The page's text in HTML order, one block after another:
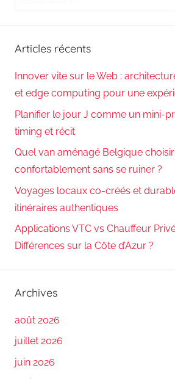
Articles récents
Innover vite sur le Web :
et edge computing pour une
Planifier le jour J comme un mini-
timing et récit
Quel van aménagé Belgique
confortablement sans se ruiner ?
Voyages locaux co-créés et
itinéraires authentiques
Applications VTC vs Chauffeur
Différences sur la Côte d’Azur ?
Archives
août 2026
juillet 2026
juin 2026